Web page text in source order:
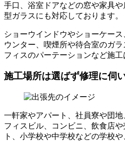
手口、浴室ドアなどの窓や家具
型ガラスにも対応しております。
ショーウインドウやショーケー
ウンター、喫煙所や待合室のガ
フィスのパーテーションなど施工
施工場所は選ばず修理に伺
一軒家やアパート、社員寮や団
フィスビル、コンビニ、飲食店
ト、小学校や中学校などの学校